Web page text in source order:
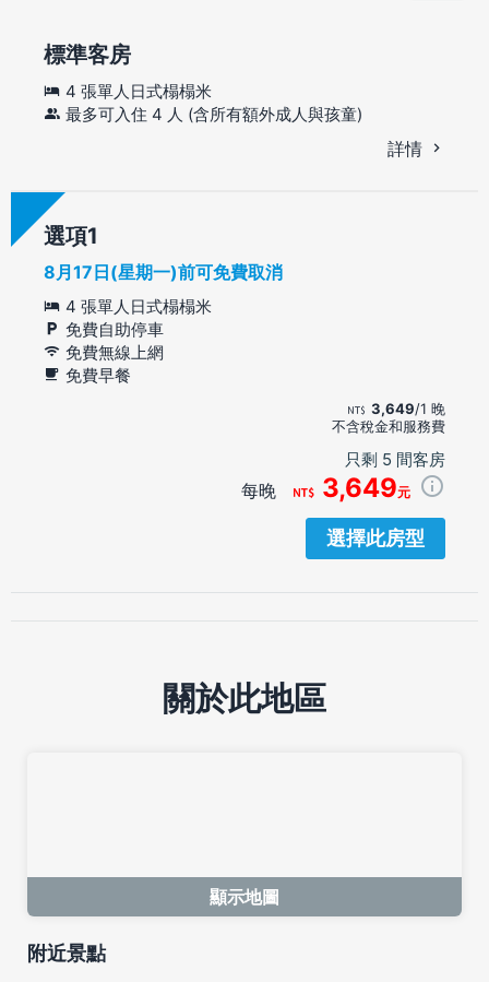
標準客房
4 張單人日式榻榻米
最多可入住 4 人 (含所有額外成人與孩童)
詳情
選項
8月17日(星期一)前可免費取消
4 張單人日式榻榻米
免費自助停車
免費無線上網
免費早餐
3,649/1 晚
不含稅金和服務費
只剩 5 間客房
每晚 3,649元
選擇此房型
關於此地區
顯示地圖
附近景點